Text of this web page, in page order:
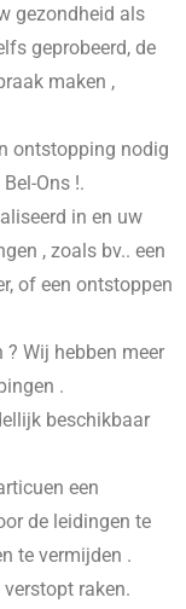
gezondheid als
geprobeerd, de
maken ,
ontstopping nodig
Ons !.
in en uw
, zoals bv.. een
of een ontstoppen
Wij hebben meer
.
beschikbaar
een
de leidingen te
te vermijden .
raken.